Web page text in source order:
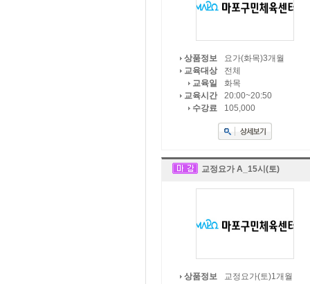
상품정보
요가(화목)3개월
교육대상
전체
교육일
화목
교육시간
20:00~20:50
수강료
105,000
교정요가 A_15시(토)
상품정보 교정요가(토)1개월